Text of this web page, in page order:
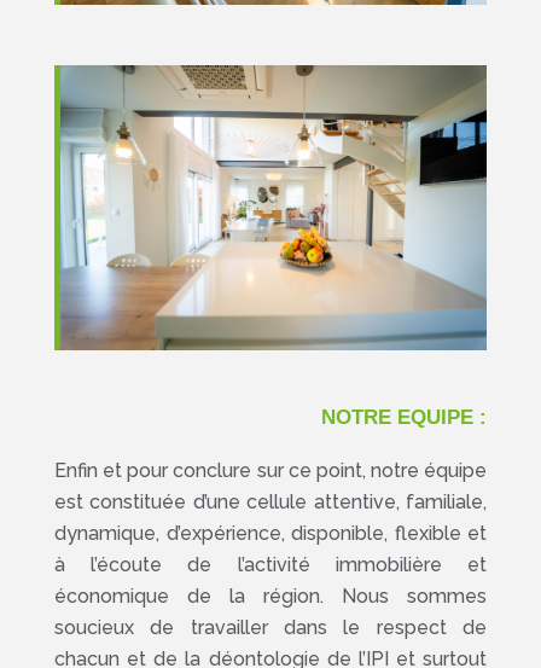
NOTRE EQUIPE :
Enfin et pour conclure sur ce point, notre équipe
est constituée d’une cellule attentive, familiale,
dynamique, d’expérience, disponible, flexible et
à l’écoute de l’activité immobilière et
économique de la région. Nous sommes
soucieux de travailler dans le respect de
chacun et de la déontologie de l’IPI et surtout